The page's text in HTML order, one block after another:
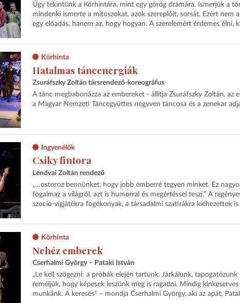
Úgy tekintünk a Körhintára, mint egy görög drámára. Ismerjük a
mindenki ismerte a mítoszokat, azok szereplőit, sorsát. Ezért nem
egy előadás, hanem az, hogy hogyan. A szerelemért érdemes élni,
Körhinta
Hatalmas táncenergiák
Zsuráfszky Zoltán társrendező-koreográfus
A tánc megbabonázza az embereket - állítja Zsuráfszky Zoltán, az
a Magyar Nemzeti Táncegyüttes negyven táncosa és a zenekar
Ingyenélők
Csiky fintora
Lendvai Zoltán rendező
„…ostoroz bennünket, hogy jobb emberré tegyen minket. Ez
fogalmaz a világról, azt is humorral és megértéssel teszi.” A
szocio-vígjátékra fogékonyak, a társadalmi szatírákra kiéhezettek
Körhinta
Nehéz emberek
Cserhalmi György – Pataki István
„Le kell szögezni: a próbák elején tartunk. Járkálunk,
reméljük, hogy képesek leszünk meg is ragadni. Mindig
munkánk. A keresés” – mondja Cserhalmi György, aki az apát,